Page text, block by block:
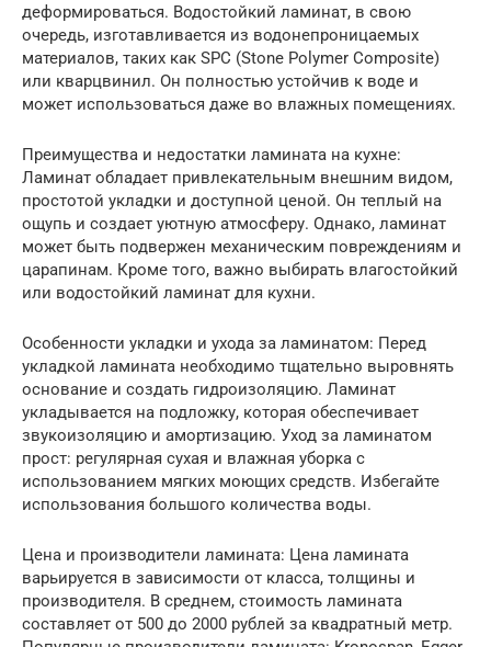
деформироваться. Водостойкий ламинат, в свою
очередь, изготавливается из водонепроницаемых
материалов, таких как SPC (Stone Polymer Composite)
или кварцвинил. Он полностью устойчив к воде и
может использоваться даже во влажных помещениях.
Преимущества и недостатки ламината на кухне:
Ламинат обладает привлекательным внешним видом,
простотой укладки и доступной ценой. Он теплый на
ощупь и создает уютную атмосферу. Однако, ламинат
может быть подвержен механическим повреждениям и
царапинам. Кроме того, важно выбирать влагостойкий
или водостойкий ламинат для кухни.
Особенности укладки и ухода за ламинатом: Перед
укладкой ламината необходимо тщательно выровнять
основание и создать гидроизоляцию. Ламинат
укладывается на подложку, которая обеспечивает
звукоизоляцию и амортизацию. Уход за ламинатом
прост: регулярная сухая и влажная уборка с
использованием мягких моющих средств. Избегайте
использования большого количества воды.
Цена и производители ламината: Цена ламината
варьируется в зависимости от класса, толщины и
производителя. В среднем, стоимость ламината
составляет от 500 до 2000 рублей за квадратный метр.